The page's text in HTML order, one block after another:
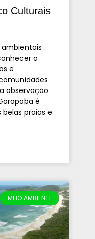
Culturais
o
e
observação
é
praias e
MEIO AMBIENTE